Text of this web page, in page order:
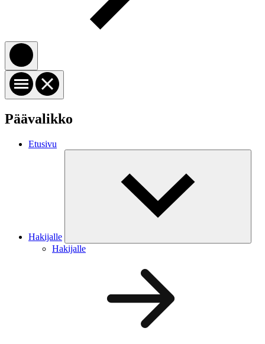
Päävalikko
Etusivu
Hakijalle
Hakijalle